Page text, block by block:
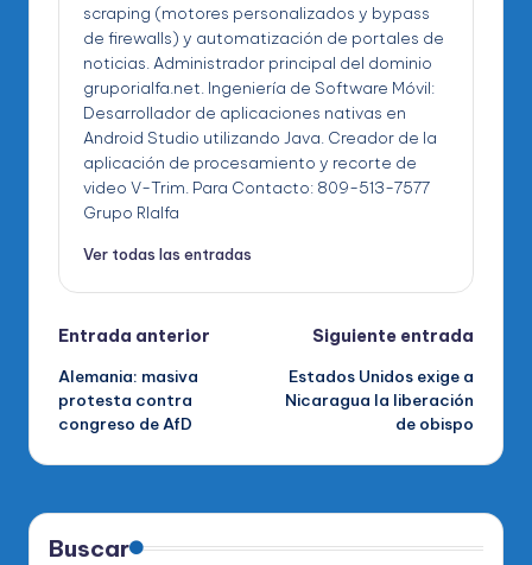
scraping (motores personalizados y bypass
de firewalls) y automatización de portales de
noticias. Administrador principal del dominio
gruporialfa.net. Ingeniería de Software Móvil:
Desarrollador de aplicaciones nativas en
Android Studio utilizando Java. Creador de la
aplicación de procesamiento y recorte de
video V-Trim. Para Contacto: 809-513-7577
Grupo RIalfa
Ver todas las entradas
Navegación
de
entradas
Entrada anterior
Alemania: masiva
protesta contra
congreso de AfD
Siguiente entrada
Estados Unidos exige a
Nicaragua la liberación
de obispo
Buscar